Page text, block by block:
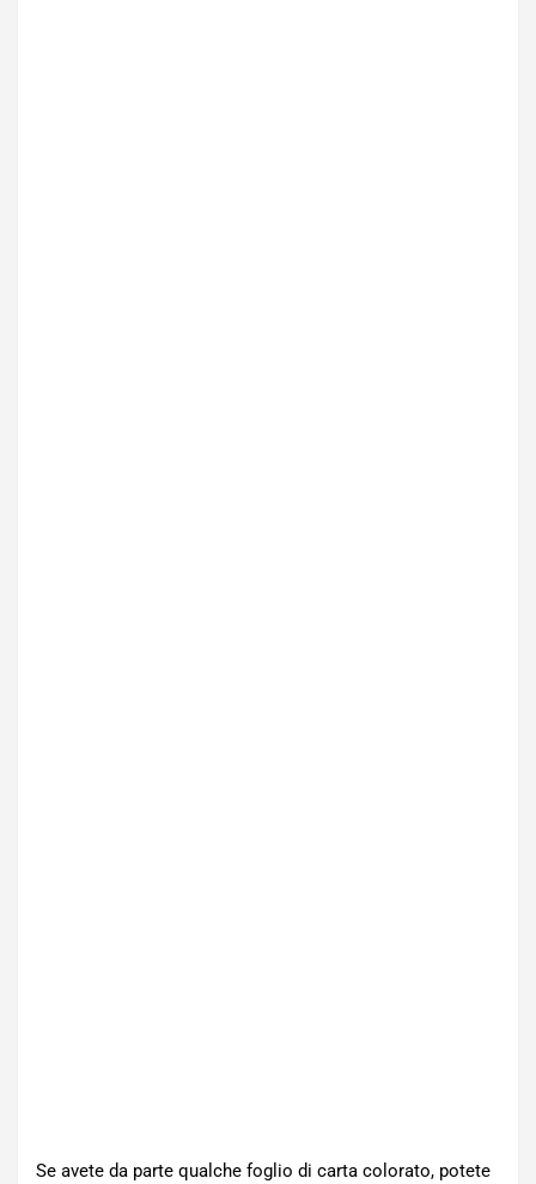
Se avete da parte qualche foglio di carta colorato, potete